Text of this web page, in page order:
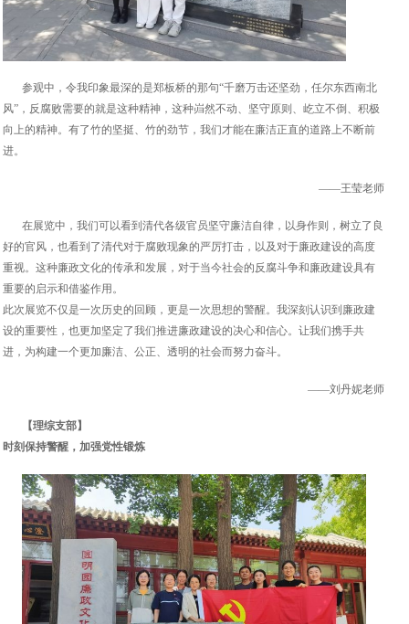
参观中，令我印象最深的是郑板桥的那句“千磨万击还坚劲，任尔东西南北
风”，反腐败需要的就是这种精神，这种岿然不动、坚守原则、屹立不倒、积极
向上的精神。有了竹的坚挺、竹的劲节，我们才能在廉洁正直的道路上不断前
进。
——王莹老师
在展览中，我们可以看到清代各级官员坚守廉洁自律，以身作则，树立了良
好的官风，也看到了清代对于腐败现象的严厉打击，以及对于廉政建设的高度
重视。这种廉政文化的传承和发展，对于当今社会的反腐斗争和廉政建设具有
重要的启示和借鉴作用。
此次展览不仅是一次历史的回顾，更是一次思想的警醒。我深刻认识到廉政建
设的重要性，也更加坚定了我们推进廉政建设的决心和信心。让我们携手共
进，为构建一个更加廉洁、公正、透明的社会而努力奋斗。
——刘丹妮老师
【理综支部】
时刻保持警醒，加强党性锻炼